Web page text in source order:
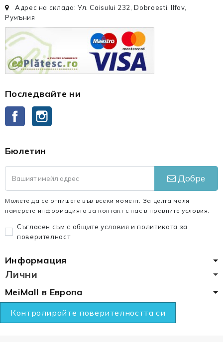
Адрес на склада: Ул. Caisului 232, Dobroesti, Ilfov,
Румъния
Последвайте ни
Facebook
Бюлетин
Добре
Можете да се отпишете във всеки момент. За целта моля
намерете информацията за контакт с нас в правните условия.
Съгласен съм с общите условия и политиката за
поверителност
Информация
Лични
MeiMall в Европа
Контролирайте поверителността си